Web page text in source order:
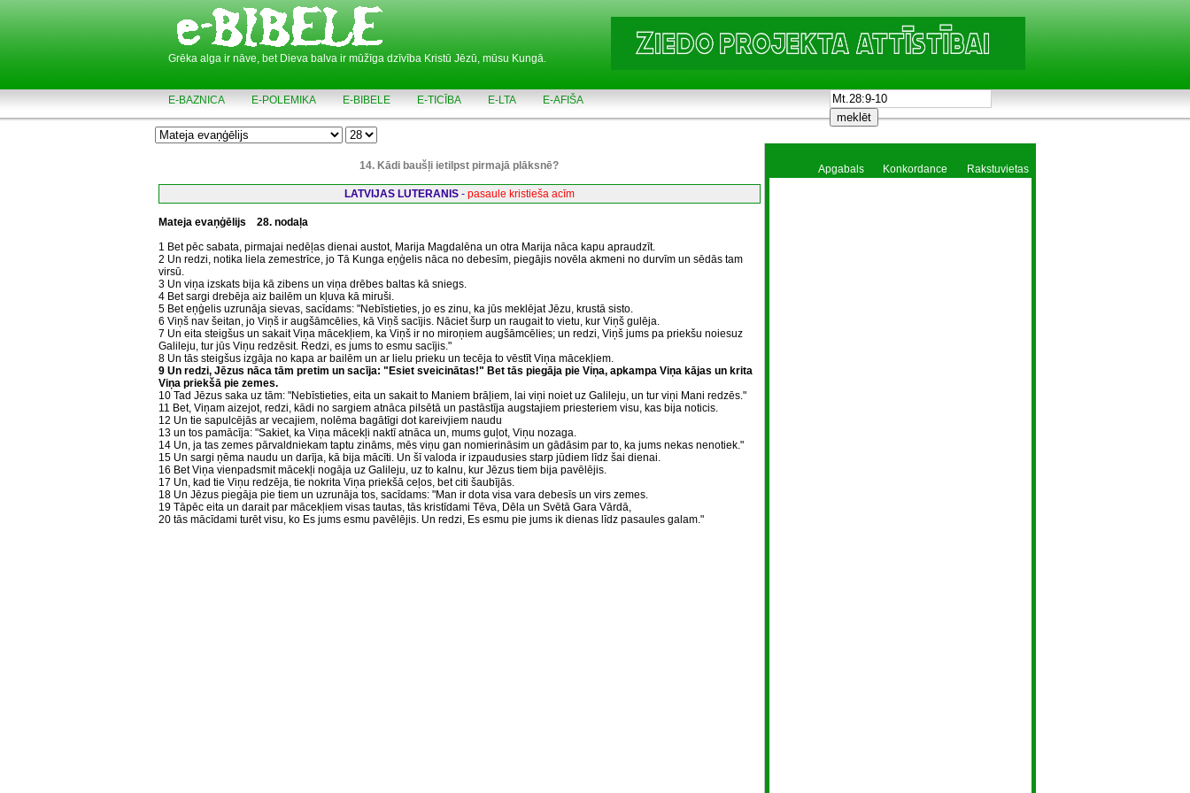
Grēka alga ir nāve, bet Dieva balva ir mūžīga dzīvība Kristū Jēzū, mūsu Kungā.
E-BAZNICA E-POLEMIKA E-BIBELE E-TICĪBA E-LTA E-AFIŠA
14. Kādi baušļi ietilpst pirmajā plāksnē?
LATVIJAS LUTERANIS- pasaule kristieša acīm
Mateja evaņģēlijs
28. nodaļa
1 Bet pēc sabata, pirmajai nedēļas dienai austot, Marija Magdalēna un otra Marija nāca kapu apraudzīt.
2 Un redzi, notika liela zemestrīce, jo Tā Kunga eņģelis nāca no debesīm, piegājis novēla akmeni no durvīm un sēdās tam
virsū.
3 Un viņa izskats bija kā zibens un viņa drēbes baltas kā sniegs.
4 Bet sargi drebēja aiz bailēm un kļuva kā miruši.
5 Bet eņģelis uzrunāja sievas, sacīdams: "Nebīstieties, jo es zinu, ka jūs meklējat Jēzu, krustā sisto.
6 Viņš nav šeitan, jo Viņš ir augšāmcēlies, kā Viņš sacījis. Nāciet šurp un raugait to vietu, kur Viņš gulēja.
7 Un eita steigšus un sakait Viņa mācekļiem, ka Viņš ir no miroņiem augšāmcēlies; un redzi, Viņš jums pa priekšu noiesuz
Galileju, tur jūs Viņu redzēsit. Redzi, es jums to esmu sacījis."
8 Un tās steigšus izgāja no kapa ar bailēm un ar lielu prieku un tecēja to vēstīt Viņa mācekļiem.
9 Un redzi, Jēzus nāca tām pretim un sacīja: "Esiet sveicinātas!" Bet tās piegāja pie Viņa, apkampa Viņa kājas un krita
Viņa priekšā pie zemes.
10 Tad Jēzus saka uz tām: "Nebīstieties, eita un sakait to Maniem brāļiem, lai viņi noiet uz Galileju, un tur viņi Mani redzēs."
11 Bet, Viņam aizejot, redzi, kādi no sargiem atnāca pilsētā un pastāstīja augstajiem priesteriem visu, kas bija noticis.
12 Un tie sapulcējās ar vecajiem, nolēma bagātīgi dot kareivjiem naudu
13 un tos pamācīja: "Sakiet, ka Viņa mācekļi naktī atnāca un, mums guļot, Viņu nozaga.
14 Un, ja tas zemes pārvaldniekam taptu zināms, mēs viņu gan nomierināsim un gādāsim par to, ka jums nekas nenotiek."
15 Un sargi ņēma naudu un darīja, kā bija mācīti. Un šī valoda ir izpaudusies starp jūdiem līdz šai dienai.
16 Bet Viņa vienpadsmit mācekļi nogāja uz Galileju, uz to kalnu, kur Jēzus tiem bija pavēlējis.
17 Un, kad tie Viņu redzēja, tie nokrita Viņa priekšā ceļos, bet citi šaubījās.
18 Un Jēzus piegāja pie tiem un uzrunāja tos, sacīdams: "Man ir dota visa vara debesīs un virs zemes.
19 Tāpēc eita un darait par mācekļiem visas tautas, tās kristīdami Tēva, Dēla un Svētā Gara Vārdā,
20 tās mācīdami turēt visu, ko Es jums esmu pavēlējis. Un redzi, Es esmu pie jums ik dienas līdz pasaules galam."
Apgabals Konkordance Rakstuvietas